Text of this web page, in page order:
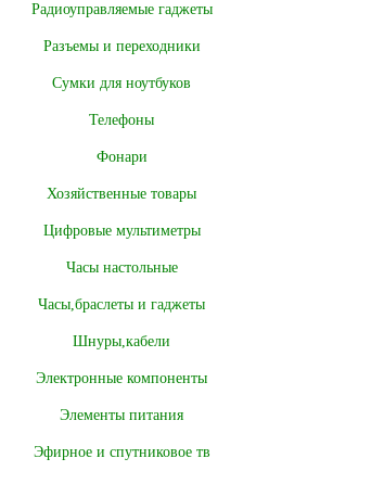
Радиоуправляемые гаджеты
Разъемы и переходники
Сумки для ноутбуков
Телефоны
Фонари
Хозяйственные товары
Цифровые мультиметры
Часы настольные
Часы,браслеты и гаджеты
Шнуры,кабели
Электронные компоненты
Элементы питания
Эфирное и спутниковое тв